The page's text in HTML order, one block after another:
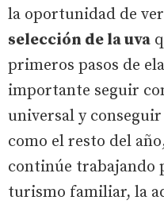
la oportunidad de
selección de la uva
primeros pasos de
importante seguir
universal y
como el resto del
continúe trabajando
turismo familiar, la